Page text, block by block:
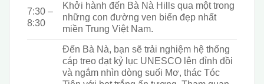
7:30 –
8:30
Khởi hành đến Bà Nà Hills qua một trong
những con đường ven biển đẹp nhất
miền Trung Việt Nam.
Đến Bà Nà, bạn sẽ trải nghiệm hệ thống
cáp treo đạt kỷ lục UNESCO lên đỉnh đồi
và ngắm nhìn dòng suối Mơ, thác Tóc